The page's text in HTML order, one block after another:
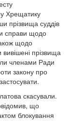
Хрещатику
прізвища суддів
справи щодо
щодо
прізвища
членами Ради
закону про
скасували.
що
блокування